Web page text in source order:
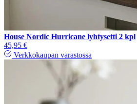
House Nordic Hurricane lyhtysetti 2 kpl
45,95 €
Verkkokaupan varastossa